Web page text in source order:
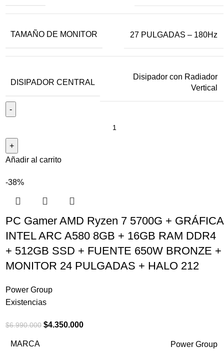
TAMAÑO DE MONITOR 27 PULGADAS – 180Hz
DISIPADOR CENTRAL
Disipador con Radiador
Vertical
Añadir al carrito
-38%
PC Gamer AMD Ryzen 7 5700G + GRÁFICA
INTEL ARC A580 8GB + 16GB RAM DDR4
+ 512GB SSD + FUENTE 650W BRONZE +
MONITOR 24 PULGADAS + HALO 212
Power Group
Existencias
$6.990.000 $4.350.000
MARCA Power Group